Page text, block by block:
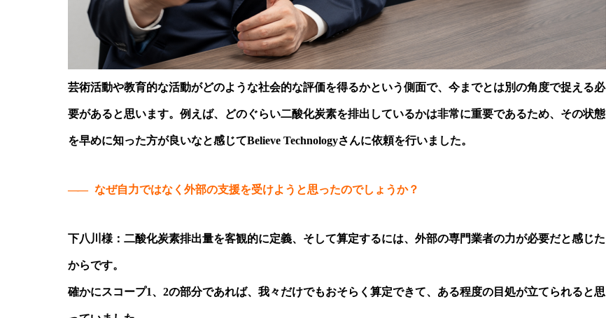
芸術活動や教育的な活動がどのような社会的な評価を得るかという側面で、今までとは別の角度で捉える必
要があると思います。例えば、どのぐらい二酸化炭素を排出しているかは非常に重要であるため、その状態
を早めに知った方が良いなと感じてBelieve Technologyさんに依頼を行いました。
——なぜ自力ではなく外部の支援を受けようと思ったのでしょうか？
下八川様：二酸化炭素排出量を客観的に定義、そして算定するには、外部の専門業者の力が必要だと感じた
からです。
確かにスコープ1、2の部分であれば、我々だけでもおそらく算定できて、ある程度の目処が立てられると思